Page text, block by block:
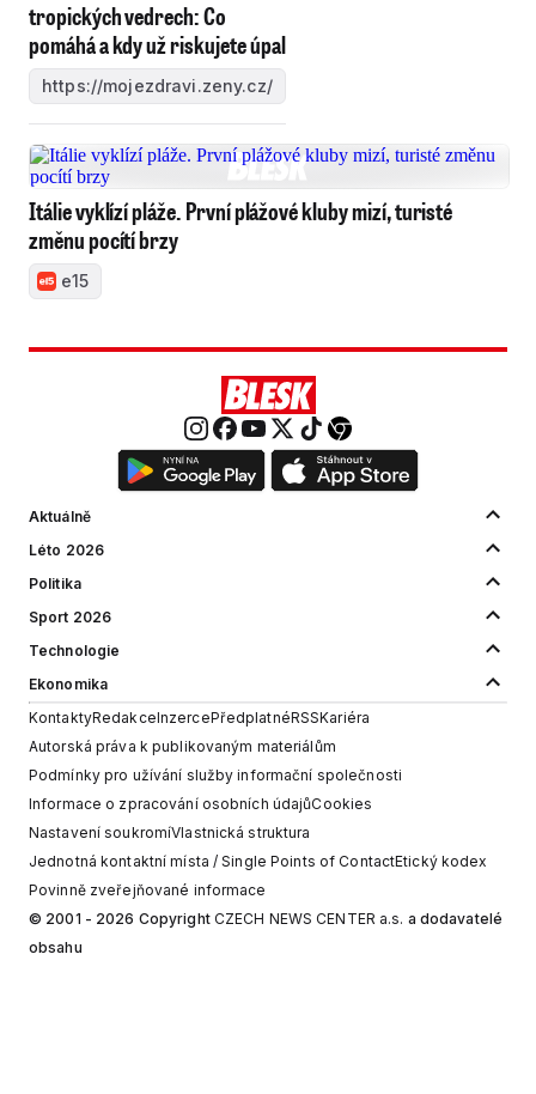
tropických vedrech: Co
pomáhá a kdy už riskujete úpal
https://mojezdravi.zeny.cz/
Itálie vyklízí pláže. První plážové kluby mizí, turisté
změnu pocítí brzy
e15
Aktuálně
Léto 2026
Politika
Sport 2026
Technologie
Ekonomika
KontaktyRedakceInzercePředplatnéRSSKariéra
Autorská práva k publikovaným materiálům
Podmínky pro užívání služby informační společnosti
Informace o zpracování osobních údajůCookies
Nastavení soukromíVlastnická struktura
Jednotná kontaktní místa / Single Points of ContactEtický kodex
Povinně zveřejňované informace
© 2001 - 2026 Copyright CZECH NEWS CENTER a.s. a dodavatelé
obsahu